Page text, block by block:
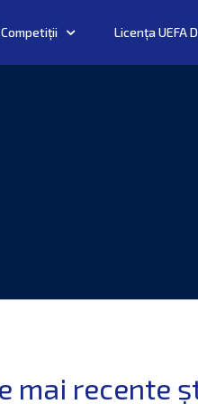
Competiții Licența UEFA D